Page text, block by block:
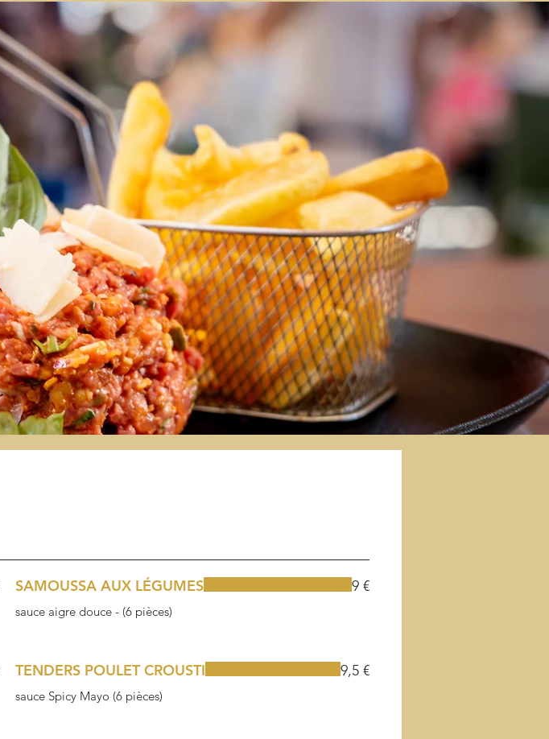
LES DESSERTS APRES MIDI
SAMOUSSA AUX LÉGUMES
sauce aigre douce - (6 pièces)
9 €
TENDERS POULET CROUSTI
sauce Spicy Mayo (6 pièces)
9,5 €